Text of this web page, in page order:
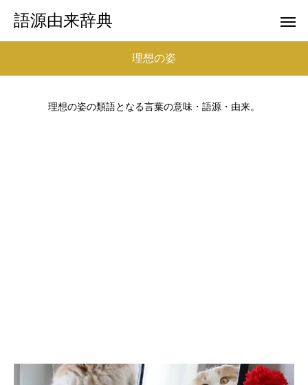
語源由来辞典
理想の姿
理想の姿の類語となる言葉の意味・語源・由来。